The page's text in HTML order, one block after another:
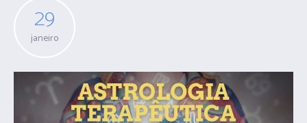
29
janeiro